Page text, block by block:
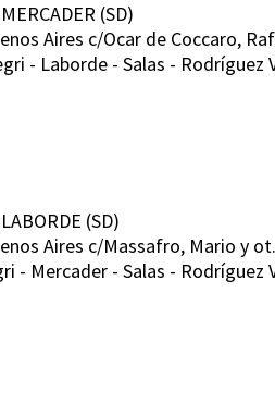
(SD)
Aires c/Ocar de Coccaro,
- Laborde - Salas - Rodríguez
(SD)
Aires c/Massafro, Mario y
- Mercader - Salas - Rodríguez